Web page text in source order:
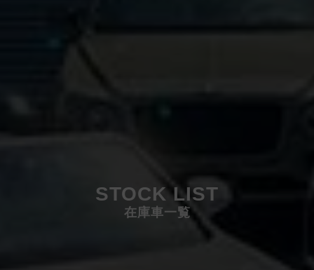
STOCK LIST
在庫車一覧